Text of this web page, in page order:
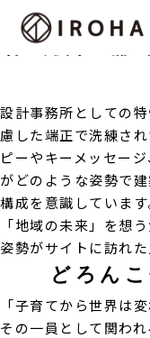
これは
株式会社 楠
設計事務所としての
慮した端正で洗練さ
ピーやキーメッセー
がどのような姿勢で
構成を意識していま
「地域の未来」を想
姿勢がサイトに訪れ
どろん
「子育てから世界は
その一員として関わ